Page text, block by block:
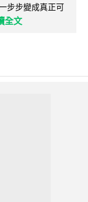
步步變成真正可
全文